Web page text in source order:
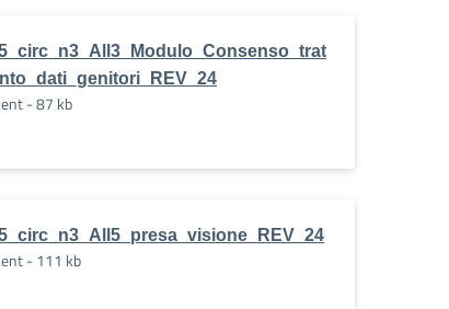
- 87 kb
- 111 kb